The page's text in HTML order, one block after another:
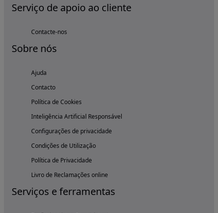
Serviço de apoio ao cliente
Contacte-nos
Sobre nós
Ajuda
Contacto
Política de Cookies
Inteligência Artificial Responsável
Configurações de privacidade
Condições de Utilização
Política de Privacidade
Livro de Reclamações online
Serviços e ferramentas